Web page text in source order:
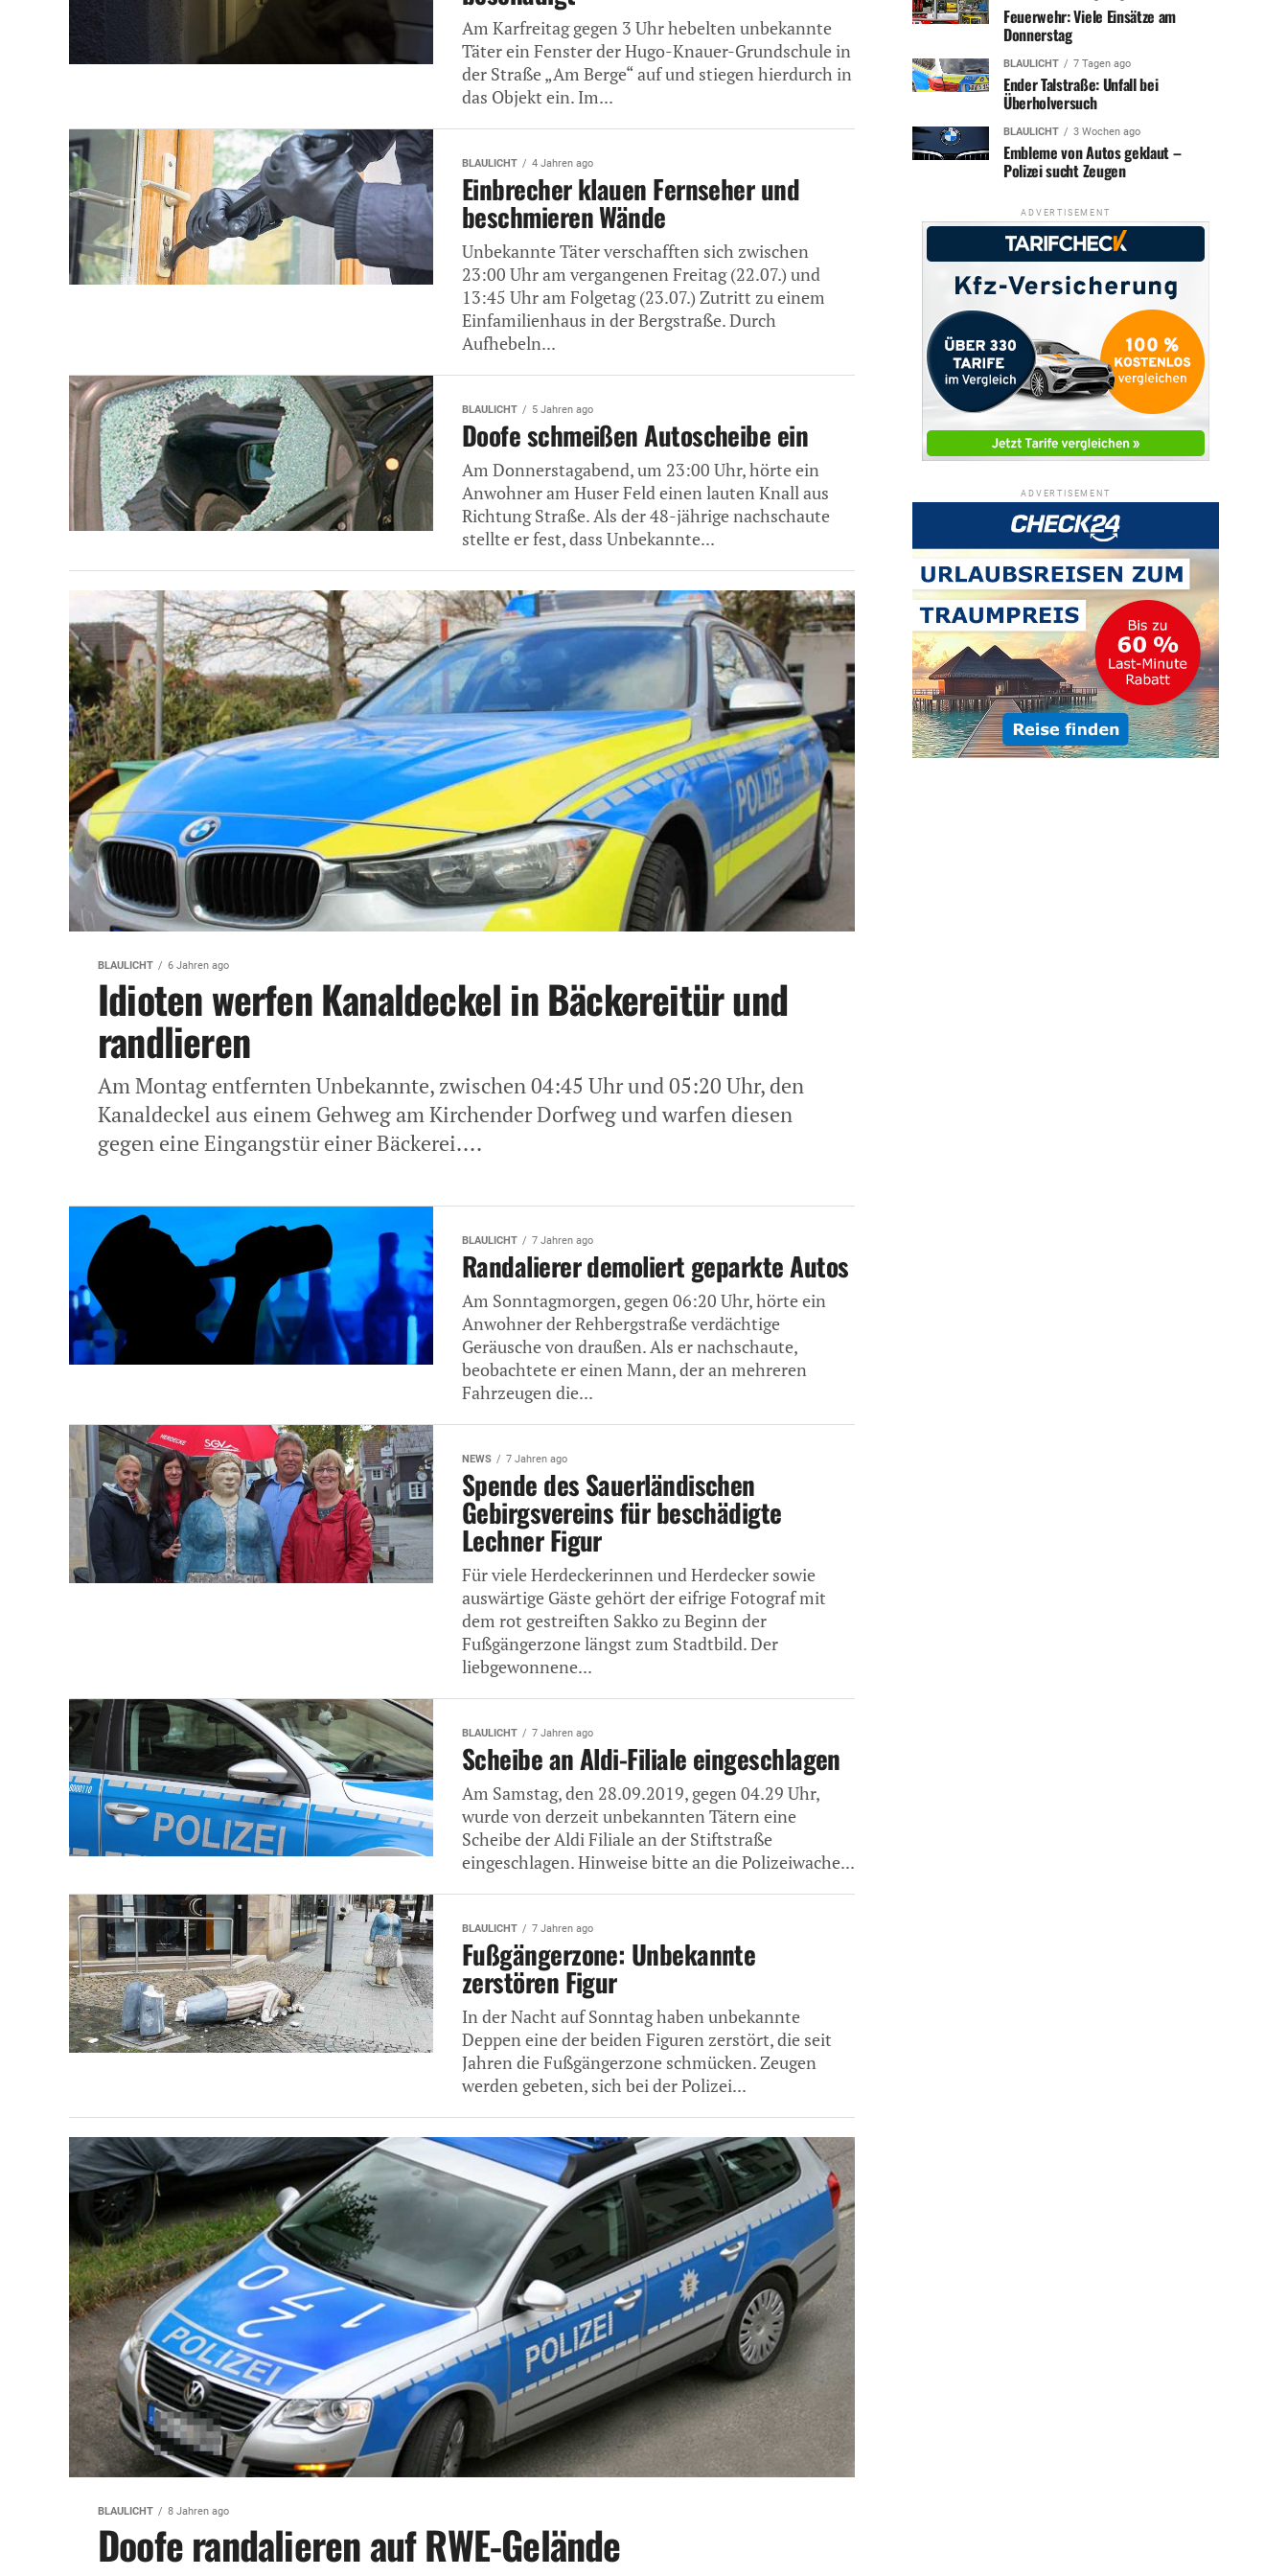
Am Karfreitag gegen 3 Uhr hebelten unbekannte
Täter ein Fenster der Hugo-Knauer-Grundschule in
der Straße „Am Berge“ auf und stiegen hierdurch in
das Objekt ein. Im...
BLAULICHT 4 Jahren ago
Einbrecher klauen Fernseher und
beschmieren Wände
Unbekannte Täter verschafften sich zwischen
23:00 Uhr am vergangenen Freitag (22.07.) und
13:45 Uhr am Folgetag (23.07.) Zutritt zu einem
Einfamilienhaus in der Bergstraße. Durch
Aufhebeln...
BLAULICHT 5 Jahren ago
Doofe schmeißen Autoscheibe ein
Am Donnerstagabend, um 23:00 Uhr, hörte ein
Anwohner am Huser Feld einen lauten Knall aus
Richtung Straße. Als der 48-jährige nachschaute
stellte er fest, dass Unbekannte...
BLAULICHT 6 Jahren ago
Idioten werfen Kanaldeckel in Bäckereitür und
randlieren
Am Montag entfernten Unbekannte, zwischen 04:45 Uhr und 05:20 Uhr, den
Kanaldeckel aus einem Gehweg am Kirchender Dorfweg und warfen diesen
gegen eine Eingangstür einer Bäckerei....
BLAULICHT 7 Jahren ago
Randalierer demoliert geparkte Autos
Am Sonntagmorgen, gegen 06:20 Uhr, hörte ein
Anwohner der Rehbergstraße verdächtige
Geräusche von draußen. Als er nachschaute,
beobachtete er einen Mann, der an mehreren
Fahrzeugen die...
NEWS 7 Jahren ago
Spende des Sauerländischen
Gebirgsvereins für beschädigte
Lechner Figur
Für viele Herdeckerinnen und Herdecker sowie
auswärtige Gäste gehört der eifrige Fotograf mit
dem rot gestreiften Sakko zu Beginn der
Fußgängerzone längst zum Stadtbild. Der
liebgewonnene...
BLAULICHT 7 Jahren ago
Scheibe an Aldi-Filiale eingeschlagen
Am Samstag, den 28.09.2019, gegen 04.29 Uhr,
wurde von derzeit unbekannten Tätern eine
Scheibe der Aldi Filiale an der Stiftstraße
eingeschlagen. Hinweise bitte an die Polizeiwache...
BLAULICHT 7 Jahren ago
Fußgängerzone: Unbekannte
zerstören Figur
In der Nacht auf Sonntag haben unbekannte
Deppen eine der beiden Figuren zerstört, die seit
Jahren die Fußgängerzone schmücken. Zeugen
werden gebeten, sich bei der Polizei...
BLAULICHT 8 Jahren ago
Doofe randalieren auf RWE-Gelände
Feuerwehr: Viele Einsätze am
Donnerstag
BLAULICHT 7 Tagen ago
Ender Talstraße: Unfall bei
Überholversuch
BLAULICHT 3 Wochen ago
Embleme von Autos geklaut –
Polizei sucht Zeugen
ADVERTISEMENT
ADVERTISEMENT